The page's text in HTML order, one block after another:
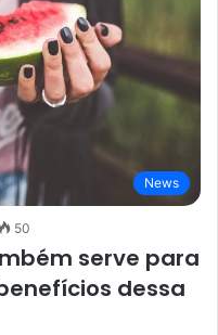
News
50
serve para
dessa